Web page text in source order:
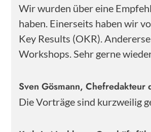
Wir wurden über eine
haben. Einerseits haben wir
Key Results (OKR).
Workshops. Sehr gerne
Sven Gösmann, Chefredakteur
Die Vorträge sind kurzweilig